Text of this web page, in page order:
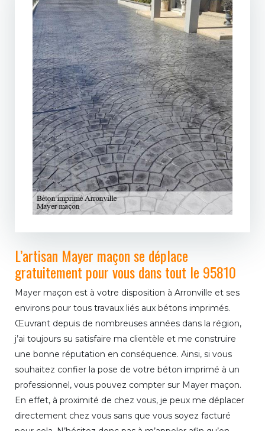
L’artisan Mayer maçon se déplace
gratuitement pour vous dans tout le 95810
Mayer maçon est à votre disposition à Arronville et ses
environs pour tous travaux liés aux bétons imprimés.
Œuvrant depuis de nombreuses années dans la région,
j’ai toujours su satisfaire ma clientèle et me construire
une bonne réputation en conséquence. Ainsi, si vous
souhaitez confier la pose de votre béton imprimé à un
professionnel, vous pouvez compter sur Mayer maçon.
En effet, à proximité de chez vous, je peux me déplacer
directement chez vous sans que vous soyez facturé